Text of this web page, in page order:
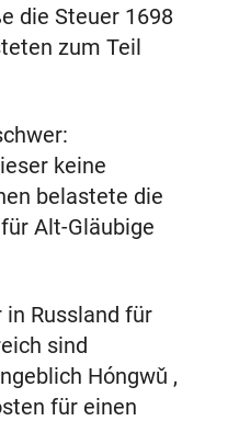
die Steuer 1698
zum Teil
keine
belastete die
Alt-Gläubige
Russland für
sind
Hóngwǔ ,
für einen